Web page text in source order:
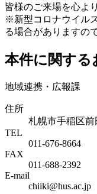
皆様のご来場を心よ
※新型コロナウイル
る場合がありますの
本件に関する
地域連携・広報課
住所
札幌市手稲区前
TEL
011-676-8664
FAX
011-688-2392
E-mail
chiiki@hus.ac.jp